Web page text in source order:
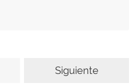
Siguiente